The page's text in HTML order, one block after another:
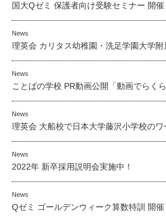
国大Qゼミ 保護者向け受験セミナー 開催
News
理英会 カリタス幼稚園・洗足学園大学
News
ことばの学校 PR動画公開「動画でらく
News
理英会 大船校で日本大学藤沢小学校の
News
2022年 新卒採用説明会実施中！
News
Qゼミ ゴールデンウィーク算数特訓 開催